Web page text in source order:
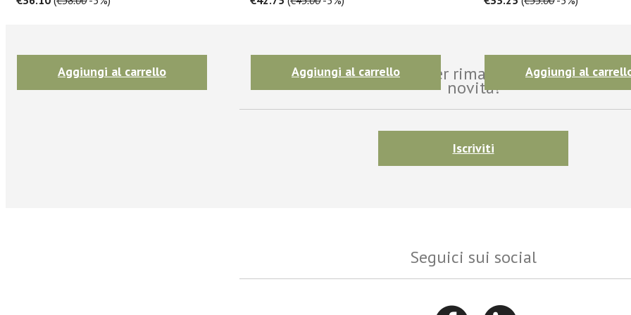
Aggiungi al carrello Aggiungi al carrello Aggiungi al
Iscriviti alla newsletter per rimanere aggiornato
novità!
Iscriviti
Seguici sui social